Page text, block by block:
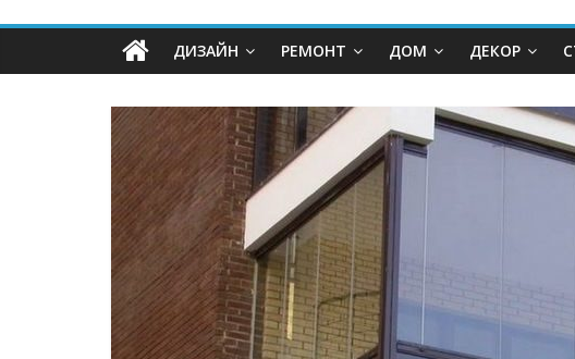
ДИЗАЙН РЕМОНТ ДОМ ДЕКОР